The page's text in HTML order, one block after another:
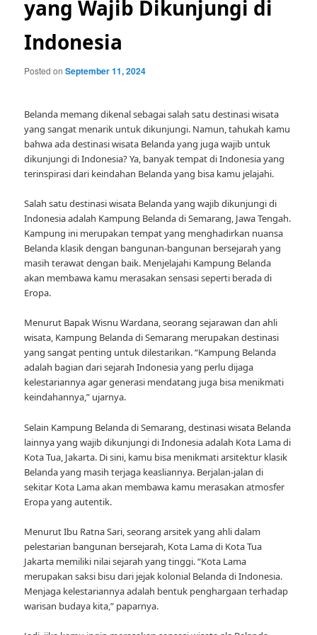
yang Wajib Dikunjungi di
Indonesia
Posted onSeptember 11, 2024
Belanda memang dikenal sebagai salah satu destinasi wisata
yang sangat menarik untuk dikunjungi. Namun, tahukah kamu
bahwa ada destinasi wisata Belanda yang juga wajib untuk
dikunjungi di Indonesia? Ya, banyak tempat di Indonesia yang
terinspirasi dari keindahan Belanda yang bisa kamu jelajahi.
Salah satu destinasi wisata Belanda yang wajib dikunjungi di
Indonesia adalah Kampung Belanda di Semarang, Jawa Tengah.
Kampung ini merupakan tempat yang menghadirkan nuansa
Belanda klasik dengan bangunan-bangunan bersejarah yang
masih terawat dengan baik. Menjelajahi Kampung Belanda
akan membawa kamu merasakan sensasi seperti berada di
Eropa.
Menurut Bapak Wisnu Wardana, seorang sejarawan dan ahli
wisata, Kampung Belanda di Semarang merupakan destinasi
yang sangat penting untuk dilestarikan. “Kampung Belanda
adalah bagian dari sejarah Indonesia yang perlu dijaga
kelestariannya agar generasi mendatang juga bisa menikmati
keindahannya,” ujarnya.
Selain Kampung Belanda di Semarang, destinasi wisata Belanda
lainnya yang wajib dikunjungi di Indonesia adalah Kota Lama di
Kota Tua, Jakarta. Di sini, kamu bisa menikmati arsitektur klasik
Belanda yang masih terjaga keasliannya. Berjalan-jalan di
sekitar Kota Lama akan membawa kamu merasakan atmosfer
Eropa yang autentik.
Menurut Ibu Ratna Sari, seorang arsitek yang ahli dalam
pelestarian bangunan bersejarah, Kota Lama di Kota Tua
Jakarta memiliki nilai sejarah yang tinggi. “Kota Lama
merupakan saksi bisu dari jejak kolonial Belanda di Indonesia.
Menjaga kelestariannya adalah bentuk penghargaan terhadap
warisan budaya kita,” paparnya.